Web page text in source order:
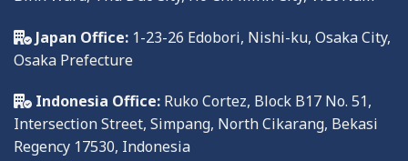
Japan Office: 1-23-26 Edobori, Nishi-ku, Osaka City,
Osaka Prefecture
Indonesia Office: Ruko Cortez, Block B17 No. 51,
Intersection Street, Simpang, North Cikarang, Bekasi
Regency 17530, Indonesia